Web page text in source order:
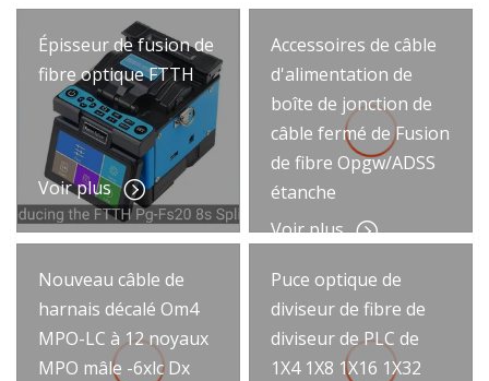
Épisseur de fusion de
fibre optique FTTH
Voir plus
Accessoires de câble
d'alimentation de
boîte de jonction de
câble fermé de Fusion
de fibre Opgw/ADSS
étanche
Voir plus
Nouveau câble de
harnais décalé Om4
MPO-LC à 12 noyaux
MPO mâle -6xlc Dx
Puce optique de
diviseur de fibre de
diviseur de PLC de
1X4 1X8 1X16 1X32